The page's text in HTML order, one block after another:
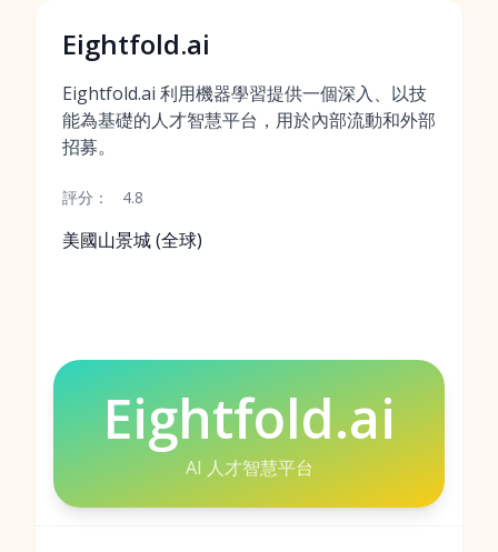
Eightfold.ai
Eightfold.ai 利用機器學習提供一個深入、以技
能為基礎的人才智慧平台，用於內部流動和外部
招募。
評分： 4.8
美國山景城 (全球)
Eightfold.ai
AI 人才智慧平台